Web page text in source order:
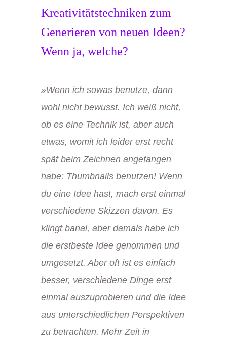
Kreativitätstechniken zum
Generieren von neuen Ideen?
Wenn ja, welche?
»Wenn ich sowas benutze, dann
wohl nicht bewusst. Ich weiß nicht,
ob es eine Technik ist, aber auch
etwas, womit ich leider erst recht
spät beimZeichnen angefangen
habe: Thumbnails benutzen! Wenn
du eine Idee hast, mach erst einmal
verschiedene Skizzen davon. Es
klingt banal, aber damals habe ich
die erstbeste Idee genommen und
umgesetzt. Aber oft ist es einfach
besser, verschiedene Dinge erst
einmal auszuprobieren und die Idee
aus unterschiedlichen Perspektiven
zu betrachten. Mehr Zeit in